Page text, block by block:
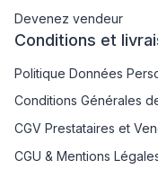
Devenez vendeur
Conditions et
Politique Données
Conditions Générales
CGV Prestataires et
CGU & Mentions